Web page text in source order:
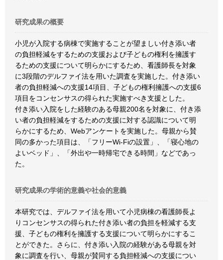
研究成果の概要
小児が入院する病棟で実施することが望ましい付き添い者
の負担軽減をするための支援および子どもの権利を擁護す
るための支援について明らかにするため、看護師長を対象
に3段階のデルファイ法を用いた調査を実施した。付き添い
者の負担軽減への支援14項目、子どもの権利擁護への支援6
項目をコンセンサスの得られた実施すべき支援とした。
付き添い入院をした経験のある母親200名を対象に、付き添
い者の負担軽減をするための支援に対する認識について明
らかにするため、Webアンケートを実施した。母親から賛
同の多かった項目は、「フリーWi-Fiの設置」、「寝心地の
よいベッド」、「外出や一時帰宅できる時間」などであっ
た。
研究成果の学術的意義や社会的意義
本研究では、デルファイ法を用いて小児病棟の看護師長よ
りコンセンサスの得られた付き添い者の負担を軽減する支
援、子どもの権利を擁護する支援について明らかにするこ
とができた。さらに、付き添い入院の経験がある母親を対
象に調査を行い、母親が賛同する負担軽減への支援につい